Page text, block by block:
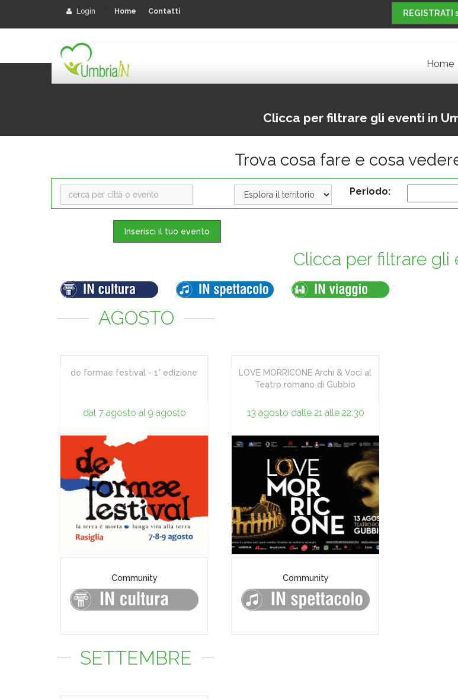
Login Home Contatti REGISTRATI
Home
Clicca per filtrare gli eventi in
Trova cosa fare e cosa
Periodo:
Inserisci il tuo evento
Clicca per filtrare gli
AGOSTO
de formae festival - 1° edizione
dal 7 agosto al 9 agosto
Community
LOVE MORRICONE Archi & Voci al
Teatro romano di Gubbio
13 agosto dalle 21 alle 22:30
Community
SETTEMBRE